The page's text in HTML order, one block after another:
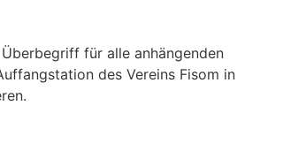
für alle anhängenden
des Vereins Fisom in